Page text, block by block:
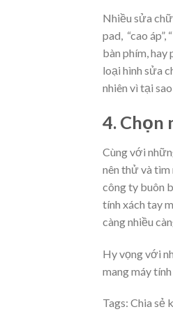
Nhiều sửa
pad, “cao
bàn phím,
loại hình sửa
nhiên vì tại
4. Chọn
Cùng với
nên thử và
công ty buôn
tính xách tay
càng nhiều
Hy vọng với
mang máy
Tags: Chia sẻ